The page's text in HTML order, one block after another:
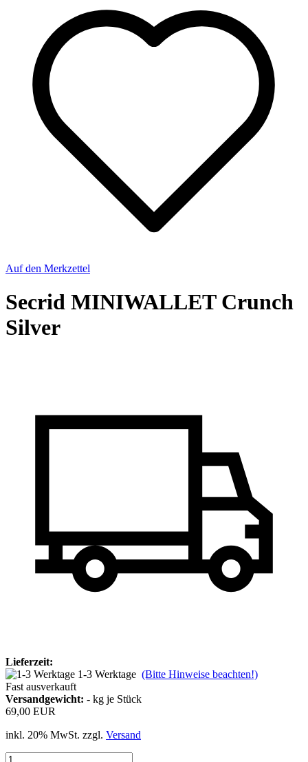
Auf den Merkzettel
Secrid MINIWALLET Crunch
Silver
Lieferzeit:
1-3 Werktage (Bitte Hinweise beachten!)
Fast ausverkauft
Versandgewicht: - kg je Stück
69,00 EUR
inkl. 20% MwSt. zzgl. Versand